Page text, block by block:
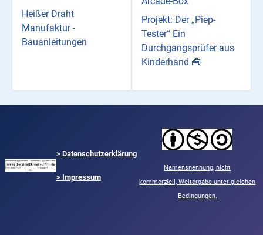
Heißer Draht
Manufaktur -
Bauanleitungen
Projekt: Der „Piep-
Tester“ Ein
Durchgangsprüfer aus
Kinderhand 🧰
> Datenschutzerklärung
> Impressum
Namensnennung,nicht
kommerziell,Weitergabe unter gleichen
Bedingungen.